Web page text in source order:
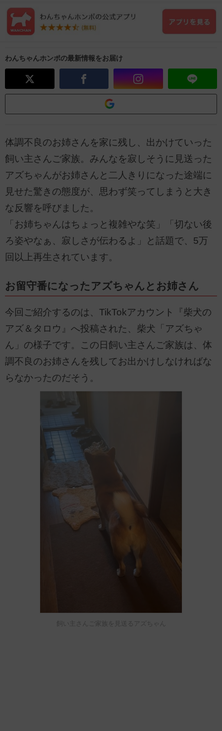
わんちゃんホンポの最新情報をお届け
体調不良のお姉さんを家に残し、出かけていった
飼い主さんご家族。みんなを寂しそうに見送った
アズちゃんがお姉さんと二人きりになった途端に
見せた驚きの態度が、思わず笑ってしまうと大き
な反響を呼びました。
「お姉ちゃんはちょっと複雑やな笑」「切ない後
ろ姿やなぁ、寂しさが伝わるよ」と話題で、5万
回以上再生されています。
お留守番になったアズちゃんとお姉さん
今回ご紹介するのは、TikTokアカウント『柴犬の
アズ＆タロウ』へ投稿された、柴犬「アズちゃ
ん」の様子です。この日飼い主さんご家族は、体
調不良のお姉さんを残してお出かけしなければな
らなかったのだそう。
飼い主さんご家族を見送るアズちゃん